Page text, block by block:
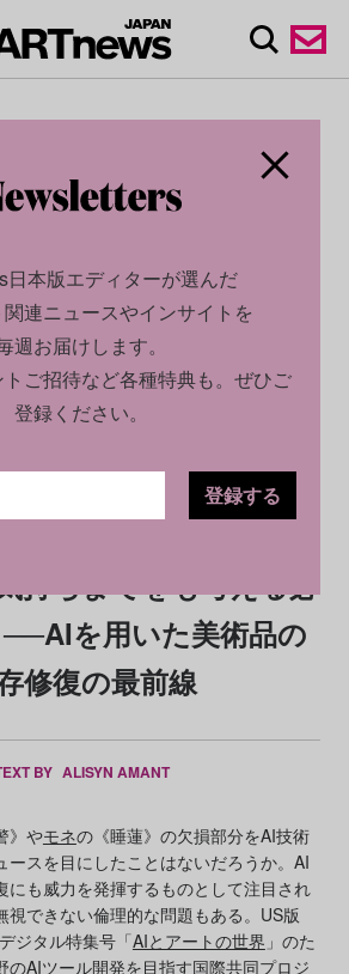
2024.09.02
持ちまでをも考える必
を用いた美術品の
修復の最前線
BY ALISYN AMANT
》やモネの《睡蓮》の欠損部分をAI技術
ースを目にしたことはないだろうか。AI
にも威力を発揮するものとして注目され
視できない倫理的な問題もある。US版
ジタル特集号「AIとアートの世界 」のた
のAIツール開発を目指す国際共同プロジ
日本版エディターが選んだ
連ニュースやインサイトを
週お届けします。
ご招待など各種特典も。ぜひご
登録ください。
登録する